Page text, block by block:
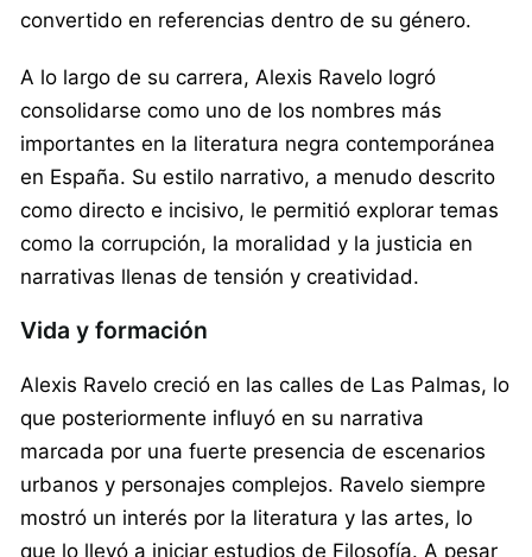
convertido en referencias dentro de su género.
A lo largo de su carrera, Alexis Ravelo logró
consolidarse como uno de los nombres más
importantes en la literatura negra contemporánea
en España. Su estilo narrativo, a menudo descrito
como directo e incisivo, le permitió explorar temas
como la corrupción, la moralidad y la justicia en
narrativas llenas de tensión y creatividad.
Vida y formación
Alexis Ravelo creció en las calles de Las Palmas, lo
que posteriormente influyó en su narrativa
marcada por una fuerte presencia de escenarios
urbanos y personajes complejos. Ravelo siempre
mostró un interés por la literatura y las artes, lo
que lo llevó a iniciar estudios de Filosofía. A pesar